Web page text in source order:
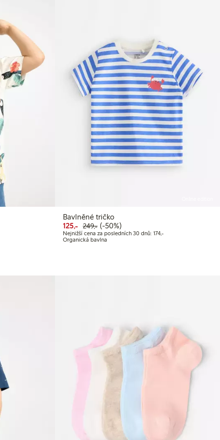
cena za posledních 30 dnů: 120,00 Kč
Bavlněné tričko
125,- Snížená cena: 125,00 Kč
249,-Běžná cena: 249,00 Kč
50% sleva
(-50%)
Nejnižší cena za posledních 30 dnů: 174,-Nejnižší cena za
Organická bavlna